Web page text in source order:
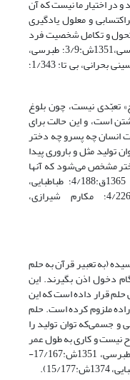
در اختیار ما نیست که آن
و معلول یادگیری
و تکامل شخصیت فرد
می‌گردند (شیخ طوسی، بی تا: 3/116؛ طبرسی،1351ش:3/9؛ طبرسی،
1351ش:5/28؛ رازی، بی تا:3/315-316؛ حسینی بحرانی، بی تا: 1/343؛
تعبّدی نیست، چون بلوغ
است، و این حالت برای
انسان چه پسرو چه دختر
مثل و باروری پیدا
مشخص می‌شود که آنها
به حد تکلیف و بلوغ رسیده‌اند (مراغی, 1365ق:4/188؛ طباطبایی،
1374ش:7/291-292؛ صادقی، 1394ق:4/226؛ مکارم شیرازی،
(به تعبیر قرآن به حلم
دخول اذن بگیرند. این
حلم قرار داده است که این
ملزوم کرده است. حلم
جسمی‌که توان تولید را
نیست و کاری به طول عمر
ندارد که در چند سالگی به بلوغ می‌رسد (طبرسی، 1351ش:17/167-